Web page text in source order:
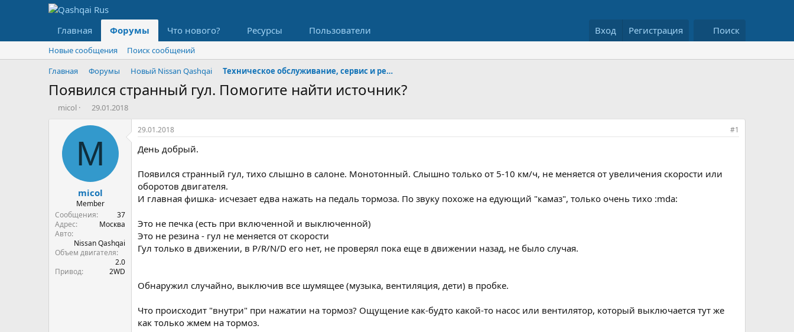
Главная Форумы Что нового? Ресурсы Пользователи Вход Регистрация Поиск
Новые сообщения
Поиск сообщений
Главная
Форумы Новый Nissan Qashqai Техническое обслуживание, сервис и ремонт
Появился странный гул. Помогите найти источник?
А
micol
Д
т
н
а
а
л
а
29.01.2018
M
micol
Member
Сообщения
37
Адрес
Москва
Авто
Nissan Qashqai
Объем двигателя
2.0
Привод
2WD
29.01.2018 #1
День добрый.
Появился странный гул, тихо слышно в салоне. Монотонный. Слышно только от 5-10 км/ч, не меняется от увеличения скорости или
оборотов двигателя.
И главная фишка- исчезает едва нажать на педаль тормоза. По звуку похоже на едующий "камаз", только очень тихо :mda:
Это не печка (есть при включенной и выключенной)
Это не резина - гул не меняется от скорости
Гул только в движении, в P/R/N/D его нет, не проверял пока еще в движении назад, не было случая.
Обнаружил случайно, выключив все шумящее (музыка, вентиляция, дети) в пробке.
Что происходит "внутри" при нажатии на тормоз? Ощущение как-будто какой-то насос или вентилятор, который выключается тут же
как только жмем на тормоз.